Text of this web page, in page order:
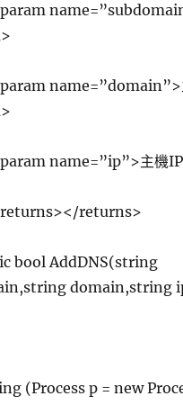
name=”domain”>
name=”ip”>主機
returns>
AddDNS(string
domain,string
p = new